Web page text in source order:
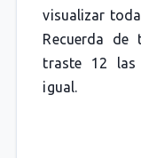
visualizar
Recuerda
traste 12 las
igual.